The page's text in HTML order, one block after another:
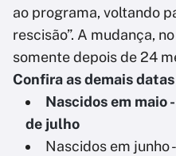
ao programa, voltando
rescisão”. A mudança,
somente depois de 24
Confira as demais
Nascidos em maio
de julho
Nascidos em junho